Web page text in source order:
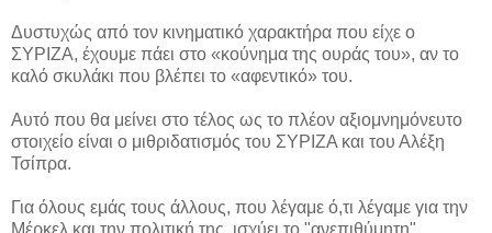
Δυστυχώς από τον κινηματικό χαρακτήρα που είχε ο
ΣΥΡΙΖΑ, έχουμε πάει στο «κούνημα της ουράς του», αν το
καλό σκυλάκι που βλέπει το «αφεντικό» του.
Αυτό που θα μείνει στο τέλος ως το πλέον αξιομνημόνευτο
στοιχείο είναι ο μιθριδατισμός του ΣΥΡΙΖΑ και του Αλέξη
Τσίπρα.
Για όλους εμάς τους άλλους, που λέγαμε ό,τι λέγαμε για την